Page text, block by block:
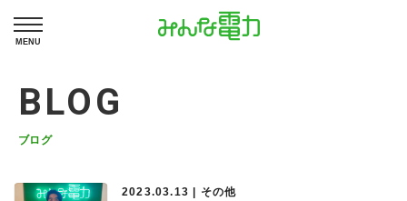
MENU
BLOG
ブログ
2023.03.13 | その他